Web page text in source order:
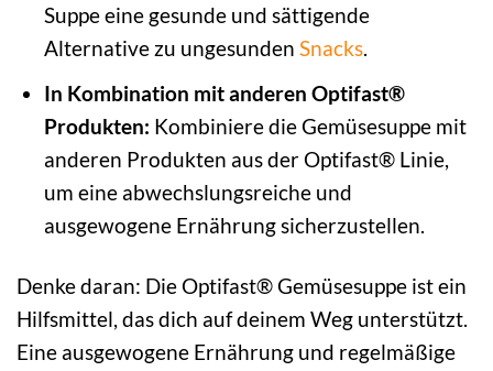
Suppe eine gesunde und sättigende
Alternative zu ungesunden Snacks.
In Kombination mit anderen Optifast®
Produkten: Kombiniere die Gemüsesuppe mit
anderen Produkten aus der Optifast® Linie,
um eine abwechslungsreiche und
ausgewogene Ernährung sicherzustellen.
Denke daran: Die Optifast® Gemüsesuppe ist ein
Hilfsmittel, das dich auf deinem Weg unterstützt.
Eine ausgewogene Ernährung und regelmäßige